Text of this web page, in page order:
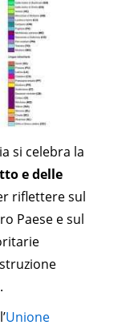
si celebra la
e delle
riflettere sul
Paese e sul
Unione